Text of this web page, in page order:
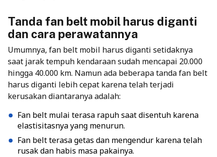
Tanda fan belt mobil harus diganti
dan cara perawatannya
Umumnya, fan belt mobil harus diganti setidaknya
saat jarak tempuh kendaraan sudah mencapai 20.000
hingga 40.000 km. Namun ada beberapa tanda fan belt
harus diganti lebih cepat karena telah terjadi
kerusakan diantaranya adalah:
Fan belt mulai terasa rapuh saat disentuh karena
elastisitasnya yang menurun.
Fan belt terasa getas dan mengendur karena telah
rusak dan habis masa pakainya.